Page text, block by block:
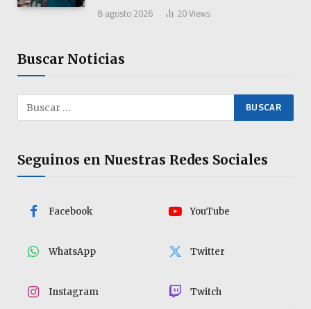
8 agosto 2026 20 Views
Buscar Noticias
Seguinos en Nuestras Redes Sociales
Facebook YouTube
WhatsApp Twitter
Instagram Twitch